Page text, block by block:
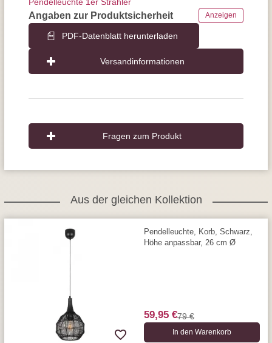
Angaben zur Produktsicherheit Anzeigen
PDF-Datenblatt herunterladen
Versandinformationen
Fragen zum Produkt
Aus der gleichen Kollektion
Pendelleuchte, Korb, Schwarz,
Höhe anpassbar, 26 cm Ø
59,95 €79 €
In den Warenkorb